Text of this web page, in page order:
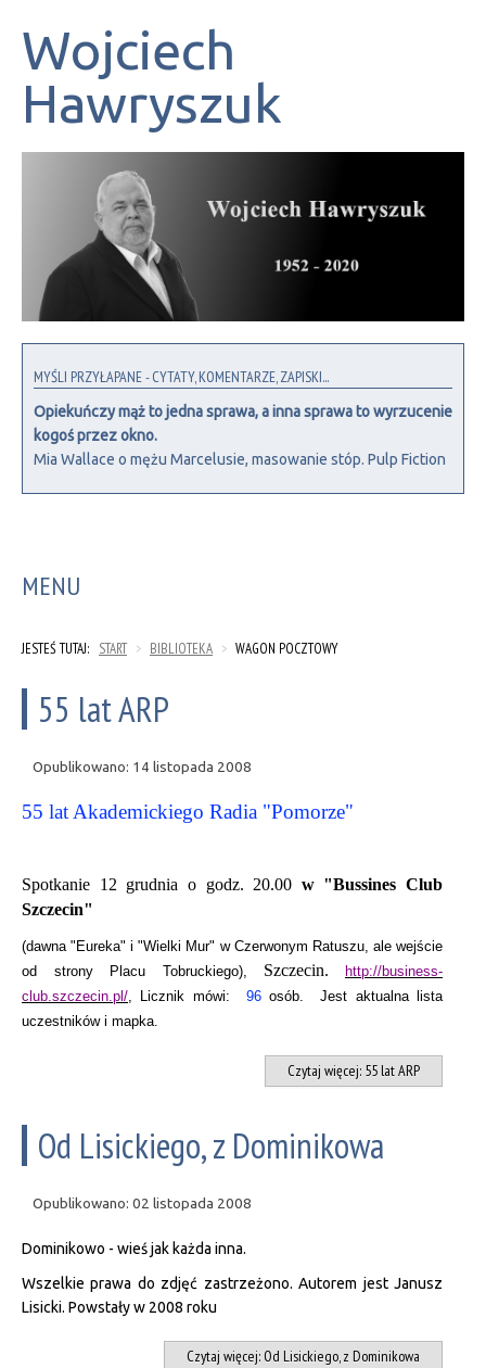
Wojciech
Hawryszuk
MYŚLI PRZYŁAPANE - CYTATY, KOMENTARZE, ZAPISKI...
Opiekuńczy mąż to jedna sprawa, a inna sprawa to wyrzucenie
kogoś przez okno.
Mia Wallace o mężu Marcelusie, masowanie stóp. Pulp Fiction
MENU
JESTEŚ TUTAJ: START > BIBLIOTEKA > WAGON POCZTOWY
55 lat ARP
Opublikowano: 14 listopada 2008
55 lat Akademickiego Radia "Pomorze"
Spotkanie 12 grudnia o godz. 20.00 w "Bussines Club
Szczecin"
(dawna "Eureka" i "Wielki Mur" w Czerwonym Ratuszu, ale wejście
od strony Placu Tobruckiego),
Szczecin.
http://business-
club.szczecin.pl/, Licznik mówi: 96osób.Jest aktualna lista
uczestników i mapka.
Czytaj więcej: 55 lat ARP
Od Lisickiego, z Dominikowa
Opublikowano: 02 listopada 2008
Dominikowo - wieś jak każda inna.
Wszelkie prawa do zdjęć zastrzeżono. Autorem jest Janusz
Lisicki. Powstały w 2008 roku
Czytaj więcej: Od Lisickiego, z Dominikowa